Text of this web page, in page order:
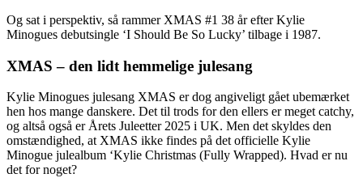
Og sat i perspektiv, så rammer XMAS #1 38 år efter Kylie
Minogues debutsingle ‘I Should Be So Lucky’ tilbage i 1987.
XMAS – den lidt hemmelige julesang
Kylie Minogues julesang XMAS er dog angiveligt gået ubemærket
hen hos mange danskere. Det til trods for den ellers er meget catchy,
og altså også er Årets Juleetter 2025 i UK. Men det skyldes den
omstændighed, at XMAS ikke findes på det officielle Kylie
Minogue julealbum ‘Kylie Christmas (Fully Wrapped). Hvad er nu
det for noget?